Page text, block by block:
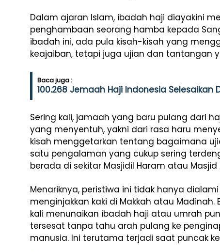
Dalam ajaran Islam, ibadah haji diayakini
penghambaan seorang hamba kepada
ibadah ini, ada pula kisah-kisah yang
keajaiban, tetapi juga ujian dan tantangan
Baca juga :
100.268 Jemaah Haji Indonesia Selesaikan
Sering kali, jamaah yang baru pulang dari
yang menyentuh, yakni dari rasa haru
kisah menggetarkan tentang bagaimana
satu pengalaman yang cukup sering
berada di sekitar Masjidil Haram atau Masjid
Menariknya, peristiwa ini tidak hanya
menginjakkan kaki di Makkah atau
kali menunaikan ibadah haji atau umrah
tersesat tanpa tahu arah pulang ke
manusia. Ini terutama terjadi saat puncak